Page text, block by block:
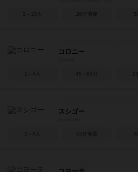
2～10人 20分前後 5
コロニー
1～4人 45～60分
スシゴー
2～5人 15分前後